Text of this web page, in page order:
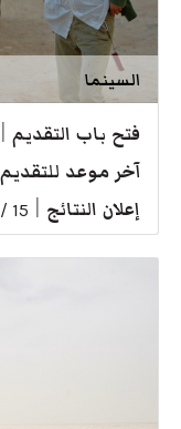
السينما
فتح باب التقديم
آخر موعد للتقديم
إعلان النتائج 15 / 12 / 2026